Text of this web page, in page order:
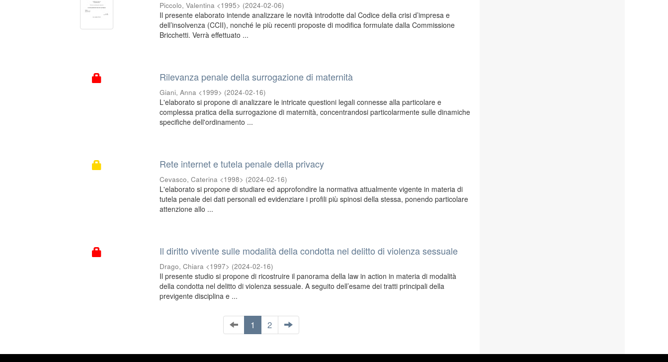
Piccolo, Valentina <1995> (2024-02-06)
Il presente elaborato intende analizzare le novità introdotte dal Codice della crisi d’impresa e
dell’insolvenza (CCII), nonché le più recenti proposte di modifica formulate dalla Commissione
Bricchetti. Verrà effettuato ...
Rilevanza penale della surrogazione di maternità
Giani, Anna <1999> (2024-02-16)
L'elaborato si propone di analizzare le intricate questioni legali connesse alla particolare e
complessa pratica della surrogazione di maternità, concentrandosi particolarmente sulle dinamiche
specifiche dell'ordinamento ...
Rete internet e tutela penale della privacy
Cevasco, Caterina <1998> (2024-02-16)
L'elaborato si propone di studiare ed approfondire la normativa attualmente vigente in materia di
tutela penale dei dati personali ed evidenziare i profili più spinosi della stessa, ponendo particolare
attenzione allo ...
Il diritto vivente sulle modalità della condotta nel delitto di violenza sessuale
Drago, Chiara <1997> (2024-02-16)
Il presente studio si propone di ricostruire il panorama della law in action in materia di modalità
della condotta nel delitto di violenza sessuale. A seguito dell’esame dei tratti principali della
previgente disciplina e ...
1 2